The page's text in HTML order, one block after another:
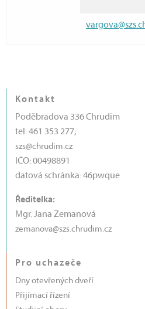
Kontakt
Poděbradova 336 Chrudim
tel: 461 353 277;
szs@chrudim.cz
IČO: 00498891
datová schránka: 46pwque
Ředitelka:
Mgr. Jana Zemanová
zemanova@szs.chrudim.cz
Pro uchazeče
Dny otevřených dveří
Přijímací řízení